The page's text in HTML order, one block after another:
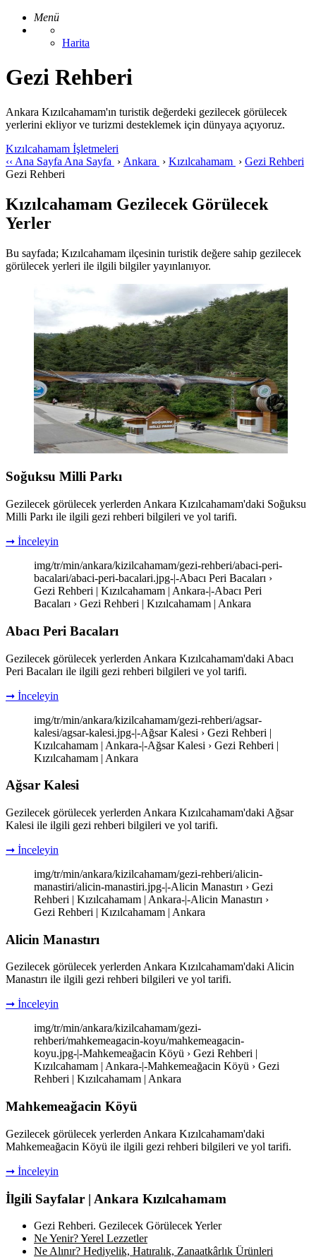
Menü
Harita
Gezi Rehberi
Ankara Kızılcahamam'ın turistik değerdeki gezilecek görülecek
yerlerini ekliyor ve turizmi desteklemek için dünyaya açıyoruz.
Kızılcahamam İşletmeleri
‹‹ Ana Sayfa Ana Sayfa › Ankara › Kızılcahamam › Gezi Rehberi
Gezi Rehberi
Kızılcahamam Gezilecek Görülecek
Yerler
Bu sayfada; Kızılcahamam ilçesinin turistik değere sahip gezilecek
görülecek yerleri ile ilgili bilgiler yayınlanıyor.
Soğuksu Milli Parkı
Gezilecek görülecek yerlerden Ankara Kızılcahamam'daki Soğuksu
Milli Parkı ile ilgili gezi rehberi bilgileri ve yol tarifi.
➞ İnceleyin
img/tr/min/ankara/kizilcahamam/gezi-rehberi/abaci-peri-
bacalari/abaci-peri-bacalari.jpg-|-Abacı Peri Bacaları ›
Gezi Rehberi | Kızılcahamam | Ankara-|-Abacı Peri
Bacaları › Gezi Rehberi | Kızılcahamam | Ankara
Abacı Peri Bacaları
Gezilecek görülecek yerlerden Ankara Kızılcahamam'daki Abacı
Peri Bacaları ile ilgili gezi rehberi bilgileri ve yol tarifi.
➞ İnceleyin
img/tr/min/ankara/kizilcahamam/gezi-rehberi/agsar-
kalesi/agsar-kalesi.jpg-|-Ağsar Kalesi › Gezi Rehberi |
Kızılcahamam | Ankara-|-Ağsar Kalesi › Gezi Rehberi |
Kızılcahamam | Ankara
Ağsar Kalesi
Gezilecek görülecek yerlerden Ankara Kızılcahamam'daki Ağsar
Kalesi ile ilgili gezi rehberi bilgileri ve yol tarifi.
➞ İnceleyin
img/tr/min/ankara/kizilcahamam/gezi-rehberi/alicin-
manastiri/alicin-manastiri.jpg-|-Alicin Manastırı › Gezi
Rehberi | Kızılcahamam | Ankara-|-Alicin Manastırı ›
Gezi Rehberi | Kızılcahamam | Ankara
Alicin Manastırı
Gezilecek görülecek yerlerden Ankara Kızılcahamam'daki Alicin
Manastırı ile ilgili gezi rehberi bilgileri ve yol tarifi.
➞ İnceleyin
img/tr/min/ankara/kizilcahamam/gezi-
rehberi/mahkemeagacin-koyu/mahkemeagacin-
koyu.jpg-|-Mahkemeağacin Köyü › Gezi Rehberi |
Kızılcahamam | Ankara-|-Mahkemeağacin Köyü › Gezi
Rehberi | Kızılcahamam | Ankara
Mahkemeağacin Köyü
Gezilecek görülecek yerlerden Ankara Kızılcahamam'daki
Mahkemeağacin Köyü ile ilgili gezi rehberi bilgileri ve yol tarifi.
➞ İnceleyin
İlgili Sayfalar | Ankara Kızılcahamam
Gezi Rehberi. Gezilecek Görülecek Yerler
Ne Yenir? Yerel Lezzetler
Ne Alınır? Hediyelik, Hatıralık, Zanaatkârlık Ürünleri